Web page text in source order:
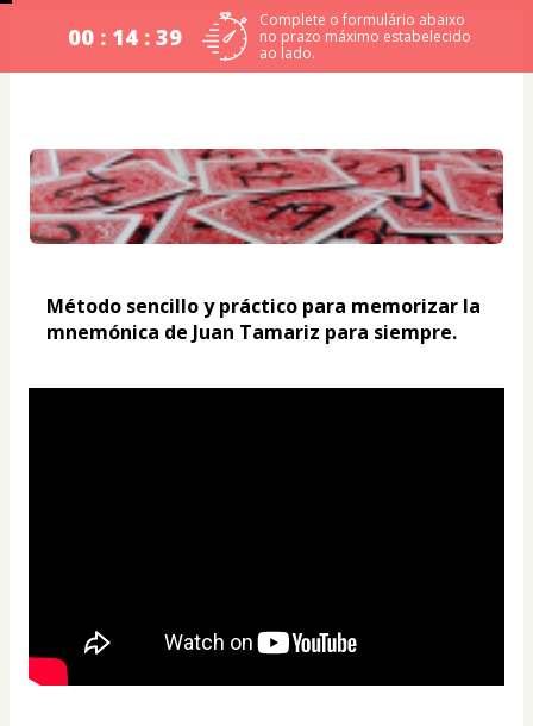
00 : 14 : 38
Complete o formulário abaixo
no prazo máximo estabelecido
ao lado.
Método sencillo y práctico para memorizar la
mnemónica de Juan Tamariz para siempre.